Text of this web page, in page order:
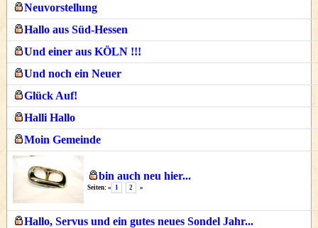
Neuvorstellung
Hallo aus Süd-Hessen
Und einer aus KÖLN !!!
Und noch ein Neuer
Glück Auf!
Halli Hallo
Moin Gemeinde
bin auch neu hier...
Seiten: « 1 2 »
Hallo, Servus und ein gutes neues Sondel Jahr...